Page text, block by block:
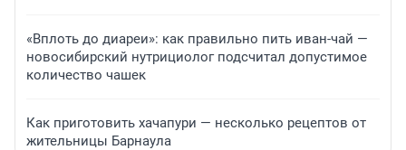
«Вплоть до диареи»: как правильно пить иван-чай —
новосибирский нутрициолог подсчитал допустимое
количество чашек
Как приготовить хачапури — несколько рецептов от
жительницы Барнаула